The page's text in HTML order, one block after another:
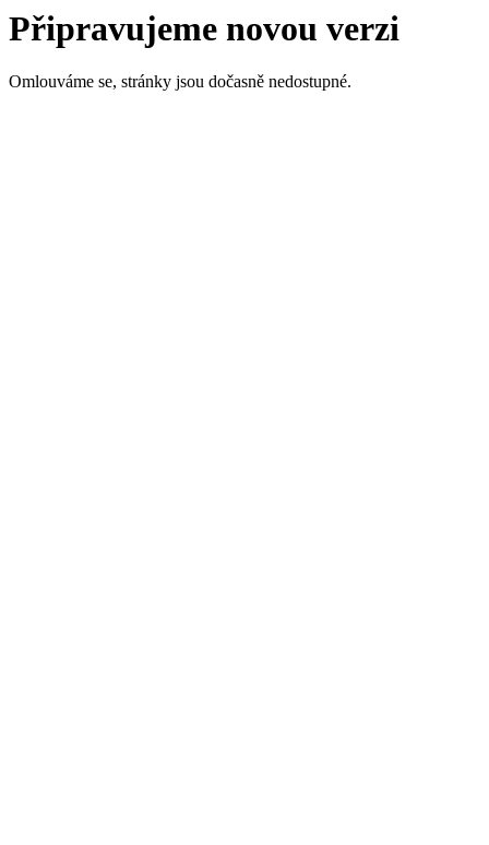
Připravujeme novou verzi
Omlouváme se, stránky jsou dočasně nedostupné.